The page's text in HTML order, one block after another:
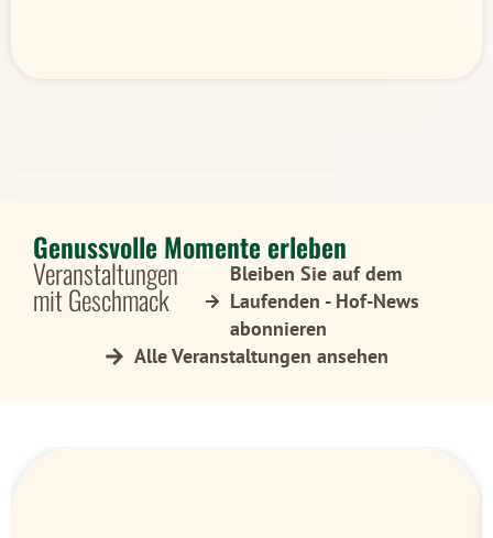
Genussvolle Momente erleben
Veranstaltungen
mit Geschmack
Bleiben Sie auf dem
Laufenden - Hof-News
abonnieren
Alle Veranstaltungen ansehen